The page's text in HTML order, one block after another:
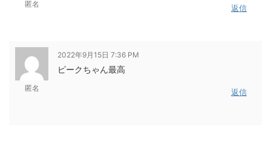
匿名 返信
匿名
2022年9月15日 7:36 PM
ピークちゃん最高
返信